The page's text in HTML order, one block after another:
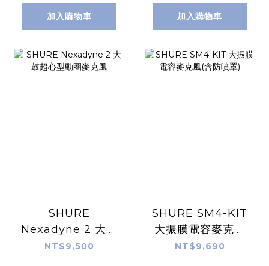
加入購物車 加入購物車
SHURE
Nexadyne 2 大鼓
超心型動圈麥克風
NT$9,500
SHURE SM4-KIT
大振膜電容麥克風
(含防噴罩)
NT$9,690